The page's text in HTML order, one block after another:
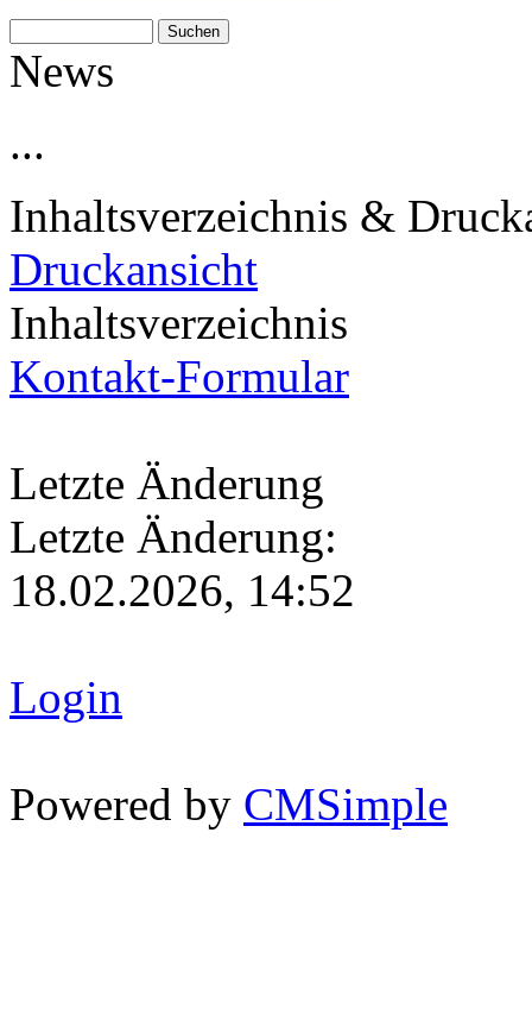
News
...
Inhaltsverzeichnis &
Druckansicht
Inhaltsverzeichnis
Kontakt-Formular
Letzte Änderung
Letzte Änderung:
18.02.2026, 14:52
Login
Powered by CMSimple